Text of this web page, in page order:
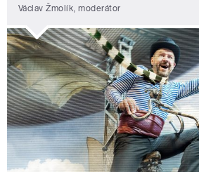
Václav Žmolík, moderátor